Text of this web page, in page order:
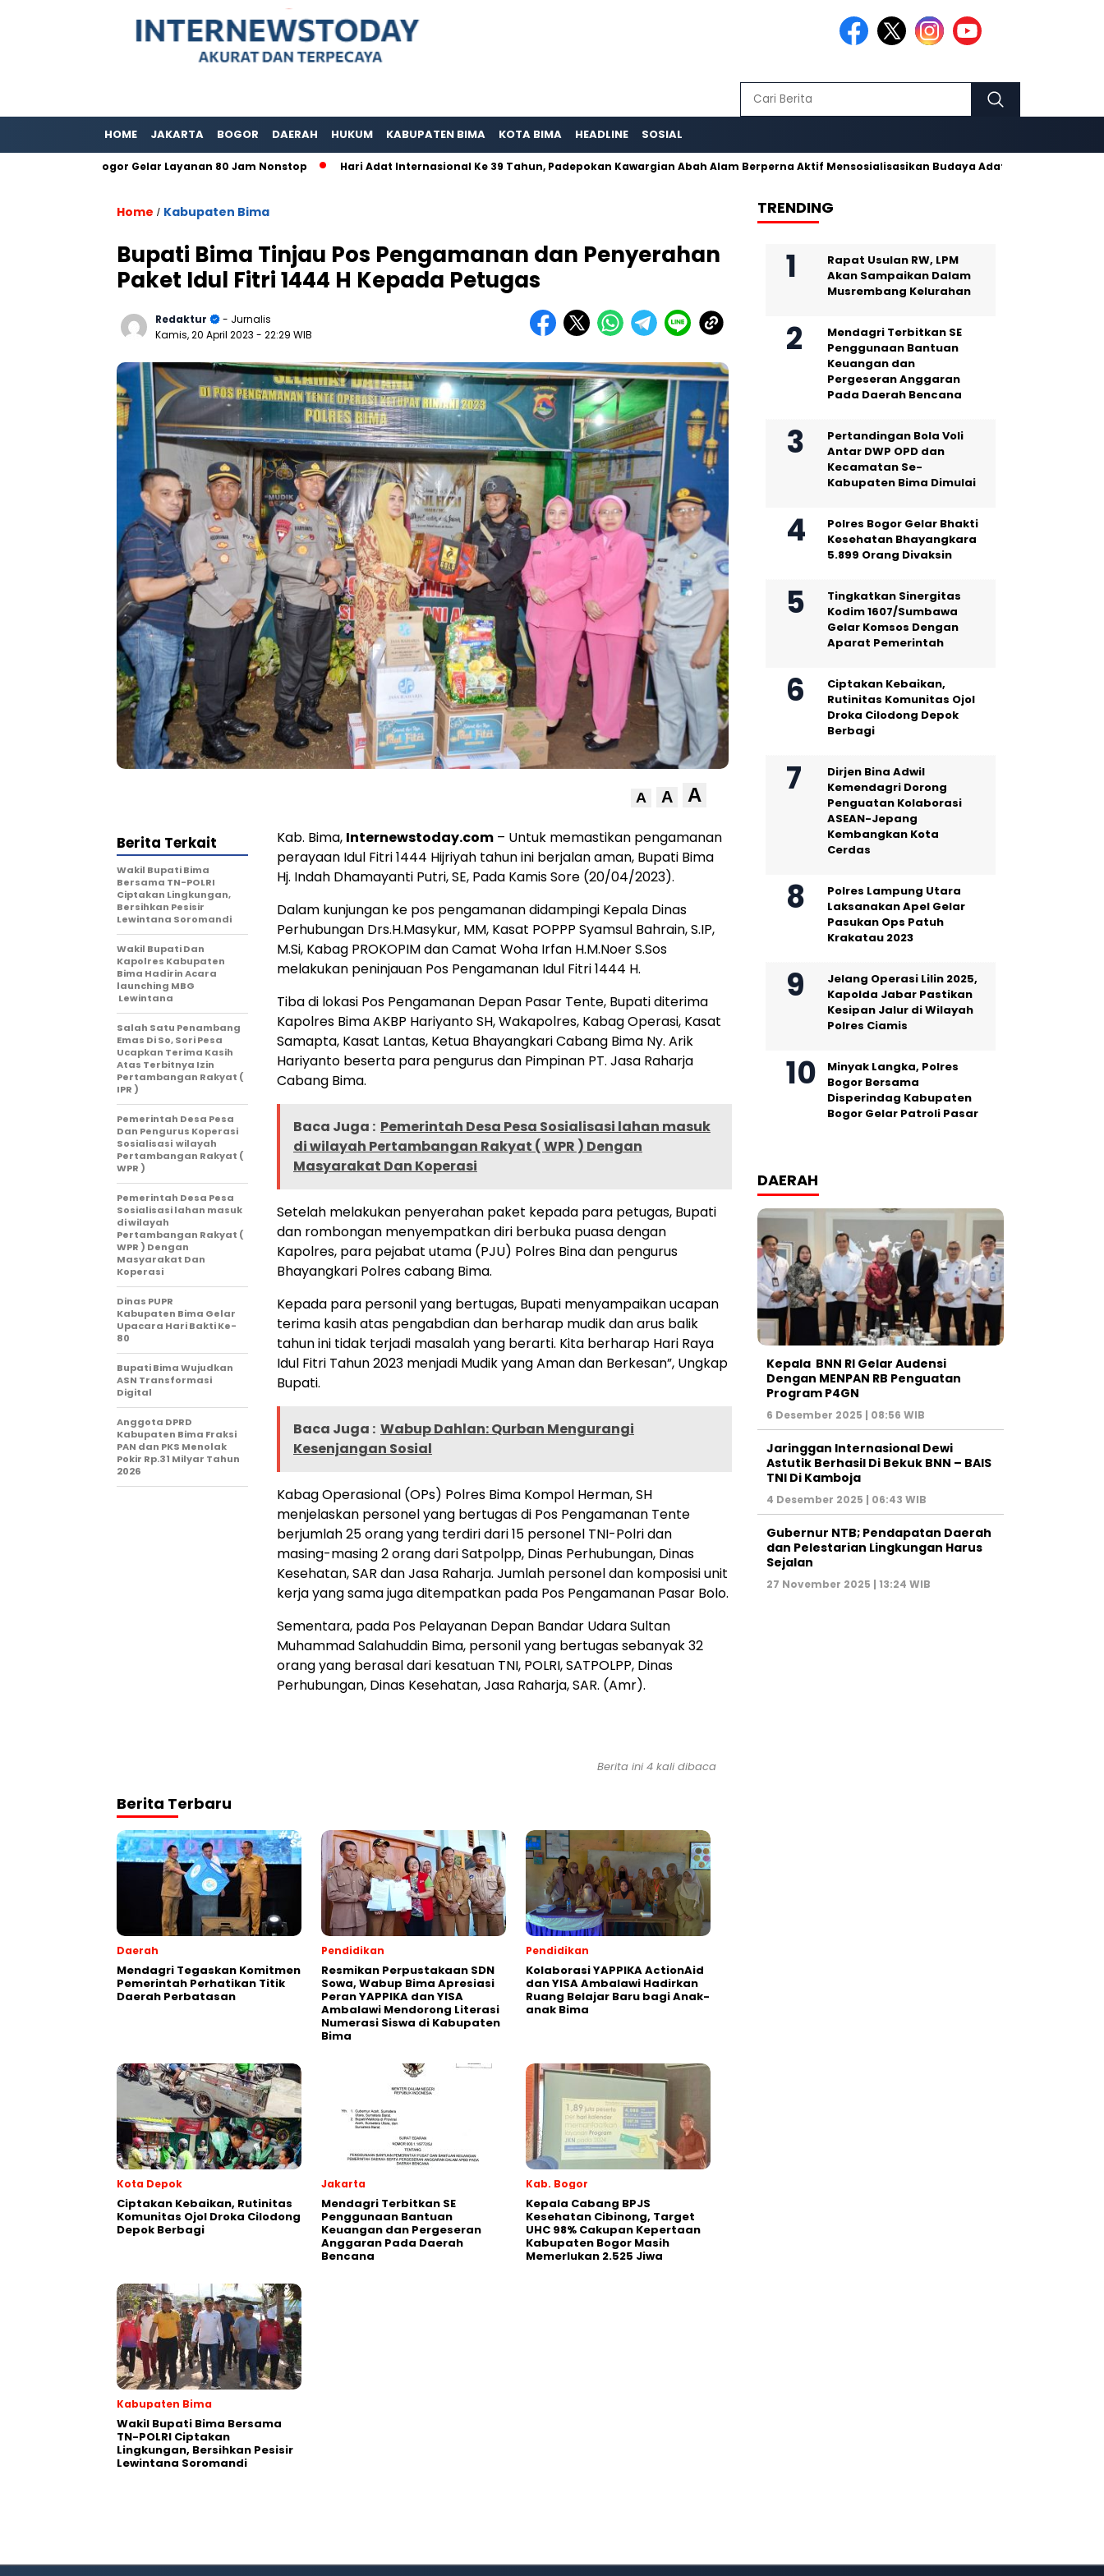
HOME JAKARTA BOGOR DAERAH HUKUM KABUPATEN BIMA KOTA BIMA HEADLINE SOSIAL
Bogor Gelar Layanan 80 Jam Nonstop Hari Adat Internasional Ke 39 Tahun, Padepokan Kawargian Abah Alam Berperna Aktif Mensosialisasikan Budaya Adat Pusaka Kujang
Home / Kabupaten Bima
Bupati Bima Tinjau Pos Pengamanan dan Penyerahan
Paket Idul Fitri 1444 H Kepada Petugas
Redaktur
- Jurnalis
Kamis, 20 April 2023 - 22:29 WIB
A A A
Kab. Bima, Internewstoday.com – Untuk memastikan pengamanan
perayaan Idul Fitri 1444 Hijriyah tahun ini berjalan aman, Bupati Bima
Hj. Indah Dhamayanti Putri, SE, Pada Kamis Sore (20/04/2023).
Dalam kunjungan ke pos pengamanan didampingi Kepala Dinas
Perhubungan Drs.H.Masykur, MM, Kasat POPPP Syamsul Bahrain, S.IP,
M.Si, Kabag PROKOPIM dan Camat Woha Irfan H.M.Noer S.Sos
melakukan peninjauan Pos Pengamanan Idul Fitri 1444 H.
Tiba di lokasi Pos Pengamanan Depan Pasar Tente, Bupati diterima
Kapolres Bima AKBP Hariyanto SH, Wakapolres, Kabag Operasi, Kasat
Samapta, Kasat Lantas, Ketua Bhayangkari Cabang Bima Ny. Arik
Hariyanto beserta para pengurus dan Pimpinan PT. Jasa Raharja
Cabang Bima.
Baca Juga : Pemerintah Desa Pesa Sosialisasi lahan masuk
di wilayah Pertambangan Rakyat ( WPR ) Dengan
Masyarakat Dan Koperasi
Setelah melakukan penyerahan paket kepada para petugas, Bupati
dan rombongan menyempatkan diri berbuka puasa dengan
Kapolres, para pejabat utama (PJU) Polres Bina dan pengurus
Bhayangkari Polres cabang Bima.
Kepada para personil yang bertugas, Bupati menyampaikan ucapan
terima kasih atas pengabdian dan berharap mudik dan arus balik
tahun ini tidak terjadi masalah yang berarti. Kita berharap Hari Raya
Idul Fitri Tahun 2023 menjadi Mudik yang Aman dan Berkesan”, Ungkap
Bupati.
Baca Juga : Wabup Dahlan: Qurban Mengurangi
Kesenjangan Sosial
Kabag Operasional (OPs) Polres Bima Kompol Herman, SH
menjelaskan personel yang bertugas di Pos Pengamanan Tente
berjumlah 25 orang yang terdiri dari 15 personel TNI-Polri dan
masing-masing 2 orang dari Satpolpp, Dinas Perhubungan, Dinas
Kesehatan, SAR dan Jasa Raharja. Jumlah personel dan komposisi unit
kerja yang sama juga ditempatkan pada Pos Pengamanan Pasar Bolo.
Sementara, pada Pos Pelayanan Depan Bandar Udara Sultan
Muhammad Salahuddin Bima, personil yang bertugas sebanyak 32
orang yang berasal dari kesatuan TNI, POLRI, SATPOLPP, Dinas
Perhubungan, Dinas Kesehatan, Jasa Raharja, SAR. (Amr).
Berita Terkait
Wakil Bupati Bima
Bersama TN-POLRI
Ciptakan Lingkungan,
Bersihkan Pesisir
Lewintana Soromandi
Wakil Bupati Dan
Kapolres Kabupaten
Bima Hadirin Acara
launching MBG
Lewintana
Salah Satu Penambang
Emas Di So, Sori Pesa
Ucapkan Terima Kasih
Atas Terbitnya Izin
Pertambangan Rakyat (
IPR )
Pemerintah Desa Pesa
Dan Pengurus Koperasi
Sosialisasi wilayah
Pertambangan Rakyat (
WPR )
Pemerintah Desa Pesa
Sosialisasi lahan masuk
di wilayah
Pertambangan Rakyat (
WPR ) Dengan
Masyarakat Dan
Koperasi
Dinas PUPR
Kabupaten Bima Gelar
Upacara Hari Bakti Ke-
80
Bupati Bima Wujudkan
ASN Transformasi
Digital
Anggota DPRD
Kabupaten Bima Fraksi
PAN dan PKS Menolak
Pokir Rp.31 Milyar Tahun
2026
Berita ini 4 kali dibaca
Berita Terbaru
Daerah
Mendagri Tegaskan Komitmen
Pemerintah Perhatikan Titik
Daerah Perbatasan
Pendidikan
Resmikan Perpustakaan SDN
Sowa, Wabup Bima Apresiasi
Peran YAPPIKA dan YISA
Ambalawi Mendorong Literasi
Numerasi Siswa di Kabupaten
Bima
Pendidikan
Kolaborasi YAPPIKA ActionAid
dan YISA Ambalawi Hadirkan
Ruang Belajar Baru bagi Anak-
anak Bima
Kota Depok
Ciptakan Kebaikan, Rutinitas
Komunitas Ojol Droka Cilodong
Depok Berbagi
Jakarta
Mendagri Terbitkan SE
Penggunaan Bantuan
Keuangan dan Pergeseran
Anggaran Pada Daerah
Bencana
Kab. Bogor
Kepala Cabang BPJS
Kesehatan Cibinong, Target
UHC 98% Cakupan Kepertaan
Kabupaten Bogor Masih
Memerlukan 2.525 Jiwa
Kabupaten Bima
Wakil Bupati Bima Bersama
TN-POLRI Ciptakan
Lingkungan, Bersihkan Pesisir
Lewintana Soromandi
TRENDING
Rapat Usulan RW, LPM
Akan Sampaikan Dalam
Musrembang Kelurahan
Mendagri Terbitkan SE
Penggunaan Bantuan
Keuangan dan
Pergeseran Anggaran
Pada Daerah Bencana
Pertandingan Bola Voli
Antar DWP OPD dan
Kecamatan Se-
Kabupaten Bima Dimulai
Polres Bogor Gelar Bhakti
Kesehatan Bhayangkara
5.899 Orang Divaksin
Tingkatkan Sinergitas
Kodim 1607/Sumbawa
Gelar Komsos Dengan
Aparat Pemerintah
Ciptakan Kebaikan,
Rutinitas Komunitas Ojol
Droka Cilodong Depok
Berbagi
Dirjen Bina Adwil
Kemendagri Dorong
Penguatan Kolaborasi
ASEAN-Jepang
Kembangkan Kota
Cerdas
Polres Lampung Utara
Laksanakan Apel Gelar
Pasukan Ops Patuh
Krakatau 2023
Jelang Operasi Lilin 2025,
Kapolda Jabar Pastikan
Kesipan Jalur di Wilayah
Polres Ciamis
Minyak Langka, Polres
Bogor Bersama
Disperindag Kabupaten
Bogor Gelar Patroli Pasar
DAERAH
Kepala BNN RI Gelar Audensi
Dengan MENPAN RB Penguatan
Program P4GN
6 Desember 2025 | 08:56 WIB
Jaringgan Internasional Dewi
Astutik Berhasil Di Bekuk BNN – BAIS
TNI Di Kamboja
4 Desember 2025 | 06:43 WIB
Gubernur NTB; Pendapatan Daerah
dan Pelestarian Lingkungan Harus
Sejalan
27 November 2025 | 13:24 WIB